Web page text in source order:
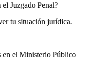
el Juzgado Penal?
tu situación jurídica.
en el Ministerio Público